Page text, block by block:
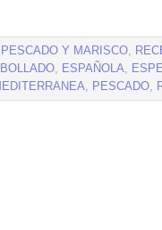
PESCADO Y MARISCO,
, ESPAÑOLA,
, PESCADO,